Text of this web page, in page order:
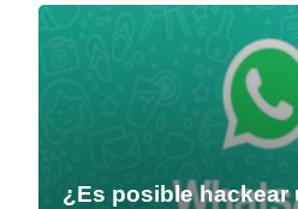
¿Es posible hackear